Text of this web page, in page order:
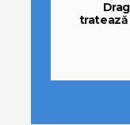
tratează